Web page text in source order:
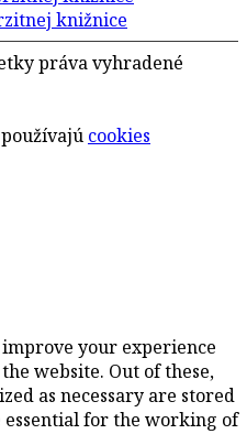
práva vyhradené
cookies
improve your experience
website. Out of these,
as necessary are stored
for the working of